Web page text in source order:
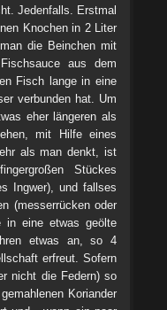
Jedenfalls. Erstmal
Knochen in 2 Liter
die Beinchen mit
aus dem
Fisch lange in eine
verbunden hat. Um
eher längeren als
mit Hilfe eines
als man denkt, ist
Stückes
Ingwer), und fallses
(messerrücken oder
in eine etwas geölte
etwas an, so 4
erfreut. Sofern
nicht die Federn) so
Koriander